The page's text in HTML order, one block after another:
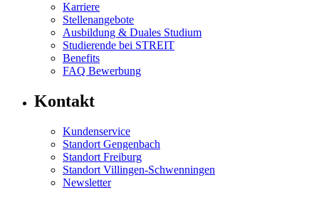
Karriere
Stellenangebote
Ausbildung & Duales Studium
Studierende bei STREIT
Benefits
FAQ Bewerbung
Kontakt
Kundenservice
Standort Gengenbach
Standort Freiburg
Standort Villingen-Schwenningen
Newsletter